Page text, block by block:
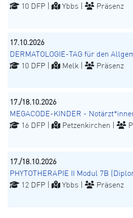
10 DFP |
Ybbs | Präsenz
17.10.2026
DERMATOLOGIE-TAG für den
10 DFP |
Melk | Präsenz
17./18.10.2026
MEGACODE-KINDER -
16 DFP |
Petzenkirchen |
17./18.10.2026
PHYTOTHERAPIE II Modul 7B
12 DFP |
Ybbs | Präsenz